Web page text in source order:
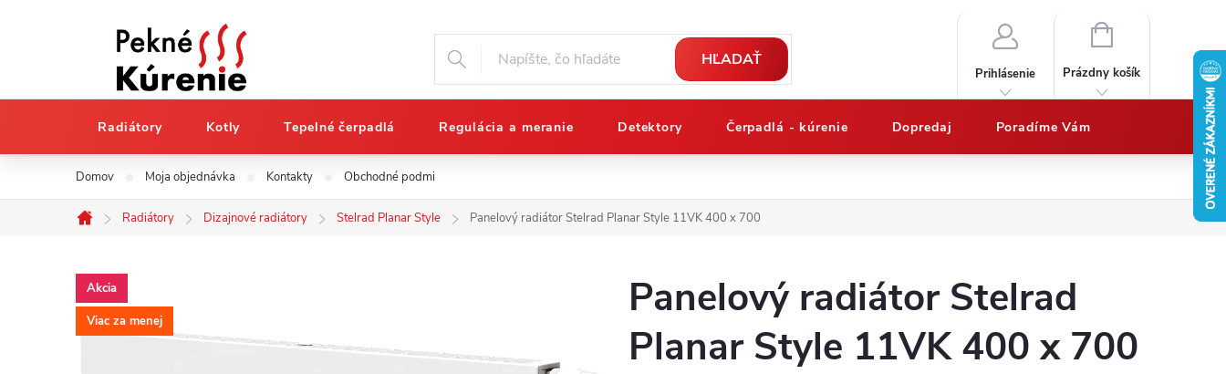
Domov Moja objednávka Kontakty Obchodné podmienky Vypočítajte
HĽADAŤ
Prihlásenie
NÁKUPNÝ
Prázdny košík
Radiátory Kotly Tepelné čerpadlá Regulácia a meranie Detektory Čerpadlá - kúrenie Dopredaj Poradíme Vám
Domov
Radiátory Dizajnové radiátory Stelrad Planar Style Panelový radiátor Stelrad Planar Style 11VK 400 x 700
Akcia
Viac za menej
Panelový radiátor Stelrad
Planar Style 11VK 400 x 700